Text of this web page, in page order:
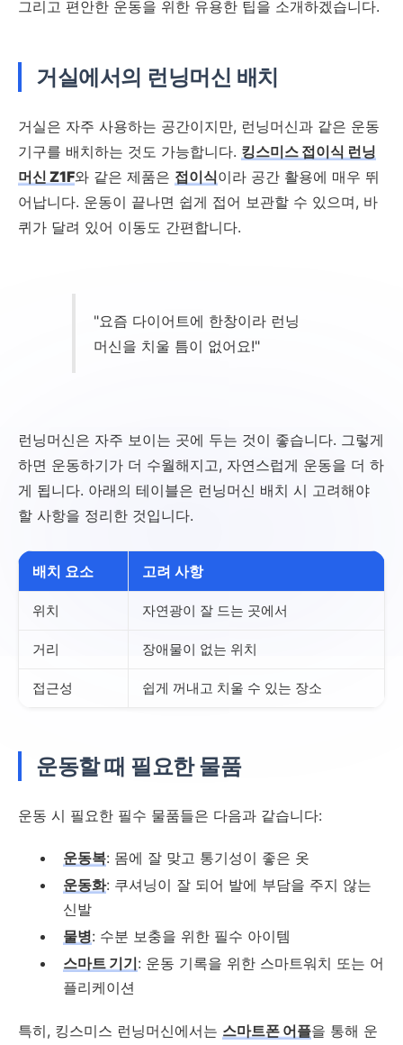
그리고 편안한 운동을 위한 유용한 팁을 소개하겠습니다.
거실에서의 런닝머신 배치
거실은 자주 사용하는 공간이지만, 런닝머신과 같은 운동
기구를 배치하는 것도 가능합니다. 킹스미스 접이식 런닝
머신 Z1F와 같은 제품은 접이식이라 공간 활용에 매우 뛰
어납니다. 운동이 끝나면 쉽게 접어 보관할 수 있으며, 바
퀴가 달려 있어 이동도 간편합니다.
"요즘 다이어트에 한창이라 런닝
머신을 치울 틈이 없어요!"
런닝머신은 자주 보이는 곳에 두는 것이 좋습니다. 그렇게
하면 운동하기가 더 수월해지고, 자연스럽게 운동을 더 하
게 됩니다. 아래의 테이블은 런닝머신 배치 시 고려해야
할 사항을 정리한 것입니다.
배치 요소 고려 사항
위치 자연광이 잘 드는 곳에서
거리 장애물이 없는 위치
접근성 쉽게 꺼내고 치울 수 있는 장소
운동할 때 필요한 물품
운동 시 필요한 필수 물품들은 다음과 같습니다:
운동복: 몸에 잘 맞고 통기성이 좋은 옷
운동화: 쿠셔닝이 잘 되어 발에 부담을 주지 않는
신발
물병: 수분 보충을 위한 필수 아이템
스마트 기기: 운동 기록을 위한 스마트워치 또는 어
플리케이션
특히, 킹스미스 런닝머신에서는 스마트폰 어플을 통해 운